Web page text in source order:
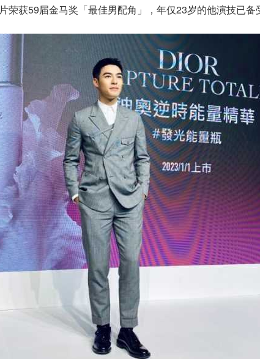
荣获59届金马奖「最佳男配角」，年仅23岁的他演技已备